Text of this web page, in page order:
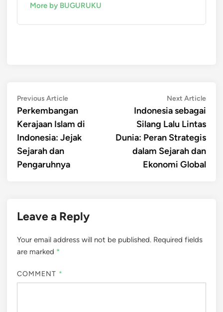
More by BUGURUKU
Post
navigation
Previous ArticlePrevious
article:
Perkembangan
Kerajaan Islam di
Indonesia: Jejak
Sejarah dan
Pengaruhnya
Next ArticleNext
Indonesia sebagai
Silang Lalu Lintas
Dunia: Peran Strategis
dalam Sejarah dan
Ekonomi Global
Leave a Reply
Your email address will not be published. Required fields
are marked *
COMMENT *